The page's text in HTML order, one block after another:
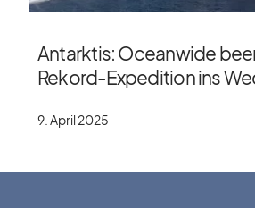
Antarktis: Oceanwide
Rekord-Expedition ins
9. April 2025